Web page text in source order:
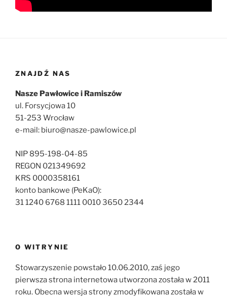
ZNAJDŹ NAS
Nasze Pawłowice i Ramiszów
ul. Forsycjowa 10
51-253 Wrocław
e-mail: biuro@nasze-pawlowice.pl
NIP 895-198-04-85
REGON 021349692
KRS 0000358161
konto bankowe (PeKaO):
31 1240 6768 1111 0010 3650 2344
O WITRYNIE
Stowarzyszenie powstało 10.06.2010, zaś jego
pierwsza strona internetowa utworzona została w 2011
roku. Obecna wersja strony zmodyfikowana została w